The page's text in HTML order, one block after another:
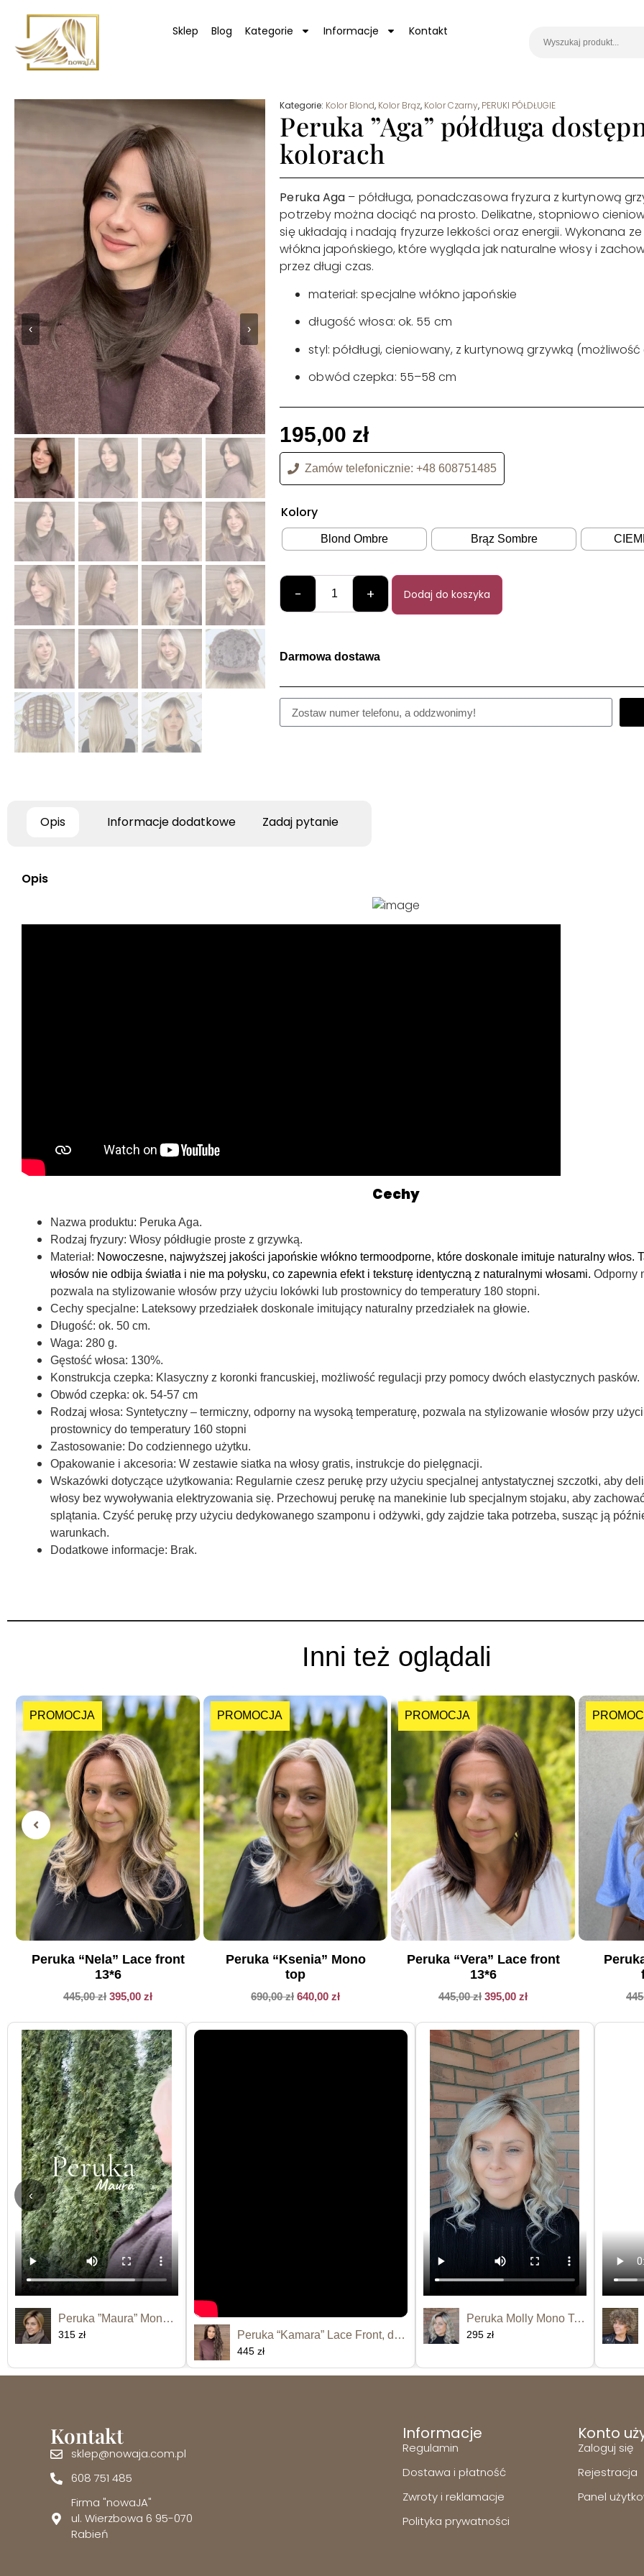
Sklep Blog Kategorie Informacje Kontakt
‹ ›
Kategorie: Kolor Blond, Kolor Brąz, Kolor Czarny, PERUKI PÓŁDŁUGIE
Peruka ”Aga” półdługa
kolorach
Peruka Aga – półdługa, ponadczasowa fryzura z kurtynową
potrzeby można dociąć na prosto. Delikatne, stopniowo
się układają i nadają fryzurze lekkości oraz energii. Wykonana
włókna japońskiego, które wygląda jak naturalne włosy i
przez długi czas.
materiał: specjalne włókno japońskie
długość włosa: ok. 55 cm
styl: półdługi, cieniowany, z kurtynową grzywką
obwód czepka: 55–58 cm
195,00 zł
Zamów telefonicznie: +48 608751485
Kolory
Blond Ombre Brąz Sombre
− + Dodaj do koszyka
Darmowa dostawa
Opis Informacje dodatkowe Zadaj pytanie
Opis
Cechy
Nazwa produktu: Peruka Aga.
Rodzaj fryzury: Włosy półdługie proste z grzywką.
Materiał: Nowoczesne, najwyższej jakości japońskie włókno termoodporne, które doskonale imituje naturalny włos.
włosów nie odbija światła i nie ma połysku, co zapewnia efekt i teksturę identyczną z naturalnymi włosami. Odporny
pozwala na stylizowanie włosów przy użyciu lokówki lub prostownicy do temperatury 180 stopni.
Cechy specjalne: Lateksowy przedziałek doskonale imitujący naturalny przedziałek na głowie.
Długość: ok. 50 cm.
Waga: 280 g.
Gęstość włosa: 130%.
Konstrukcja czepka: Klasyczny z koronki francuskiej, możliwość regulacji przy pomocy dwóch elastycznych pasków.
Obwód czepka: ok. 54-57 cm
Rodzaj włosa: Syntetyczny – termiczny, odporny na wysoką temperaturę, pozwala na stylizowanie włosów przy
prostownicy do temperatury 160 stopni
Zastosowanie: Do codziennego użytku.
Opakowanie i akcesoria: W zestawie siatka na włosy gratis, instrukcje do pielęgnacji.
Wskazówki dotyczące użytkowania: Regularnie czesz perukę przy użyciu specjalnej antystatycznej szczotki, aby
włosy bez wywoływania elektryzowania się. Przechowuj perukę na manekinie lub specjalnym stojaku, aby
splątania. Czyść perukę przy użyciu dedykowanego szamponu i odżywki, gdy zajdzie taka potrzeba, susząc ją
warunkach.
Dodatkowe informacje: Brak.
Inni też oglądali
PROMOCJA
Peruka “Nela” Lace front
13*6
445,00zł 395,00 zł
PROMOCJA
Peruka “Ksenia” Mono
top
690,00zł 640,00 zł
PROMOCJA
Peruka “Vera” Lace front
13*6
445,00zł 395,00 zł
‹
Peruka ”Maura” Monofilament
315 zł Peruka “Kamara” Lace Front, dostępna...
445 zł
Peruka Molly Mono Top
295 zł
Kontakt
sklep@nowaja.com.pl
608 751 485
Firma "nowaJA"
ul. Wierzbowa 6 95-070
Rabień
Informacje
Regulamin
Dostawa i płatność
Zwroty i reklamacje
Polityka prywatności
Konto
Zaloguj się
Rejestracja
Panel